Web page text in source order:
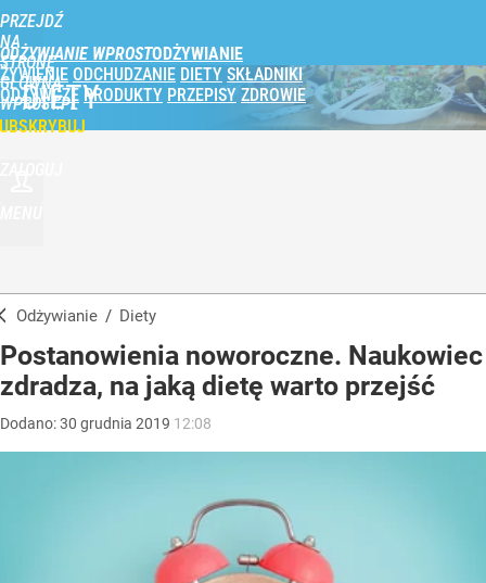
PRZEJDŹ
NA
STRONĘ
GŁÓWNĄ
WPROST.PL
ODŻYWIANIE WPROST
ŻYWIENIE ODCHUDZANIE DIETY SKŁADNIKI
ODŻYWCZE PRODUKTY PRZEPISY ZDROWIE
DIETY
Odżywianie / Diety
Postanowienia noworoczne. Naukowiec
zdradza, na jaką dietę warto przejść
Dodano:30 grudnia 2019 12:08